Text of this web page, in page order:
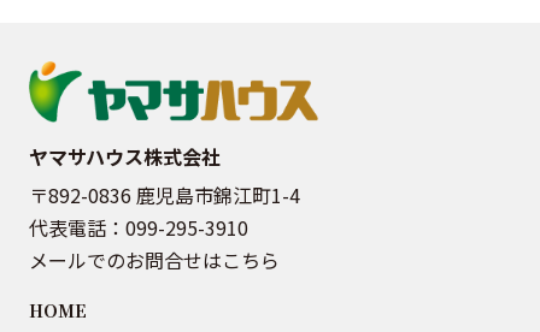
ヤマサハウス株式会社
〒892-0836 鹿児島市錦江町1-4
代表電話： 099-295-3910
メールでのお問合せはこちら
HOME